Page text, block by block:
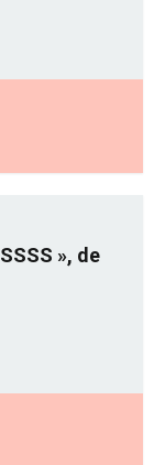
», de